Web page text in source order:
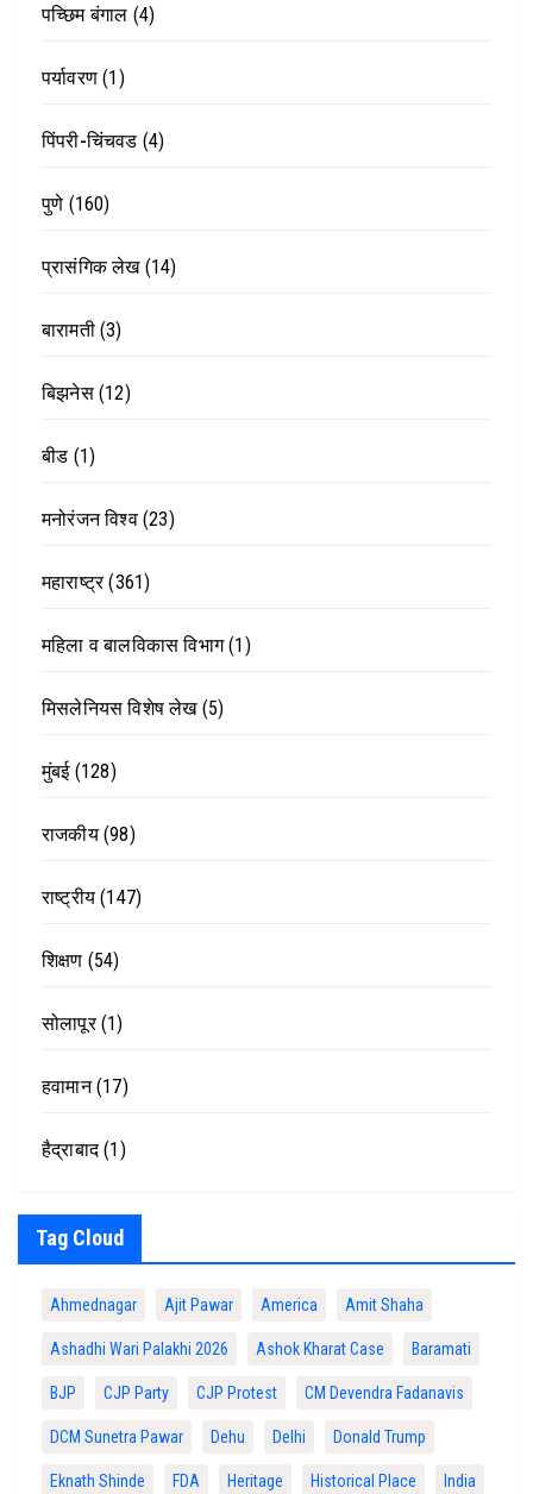
पच्छिम बंगाल (4)
पर्यावरण (1)
पिंपरी-चिंचवड (4)
पुणे (160)
प्रासंगिक लेख(14)
बारामती(3)
बिझनेस(12)
बीड (1)
मनोरंजन विश्व(23)
महाराष्ट्र(361)
महिला व बालविकास विभाग(1)
मिसलेनियस विशेष लेख(5)
मुंबई(128)
राजकीय(98)
राष्ट्रीय (147)
शिक्षण (54)
सोलापूर(1)
हवामान(17)
हैद्राबाद(1)
Tag Cloud
Ahmednagar Ajit Pawar America Amit Shaha
Ashadhi Wari Palakhi 2026 Ashok Kharat Case Baramati
BJP CJP Party CJP Protest CM Devendra Fadanavis
DCM Sunetra Pawar Dehu Delhi Donald Trump
Eknath Shinde FDA Heritage Historical Place India